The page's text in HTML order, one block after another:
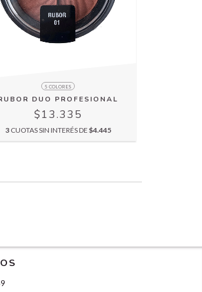
5 COLORES
DUO PROFESIONAL
$13.335
3 CUOTAS SIN INTERÉS DE $4.445